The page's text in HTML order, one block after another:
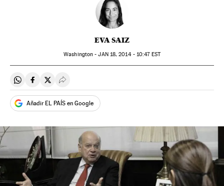
EVA SAIZ
Washington -JAN18, 2014 - 10:47EST
Compartir en Whatsapp
Compartir en Facebook
Compartir en Twitter
Desplegar Redes Sociales
Añadir EL PAÍS en Google